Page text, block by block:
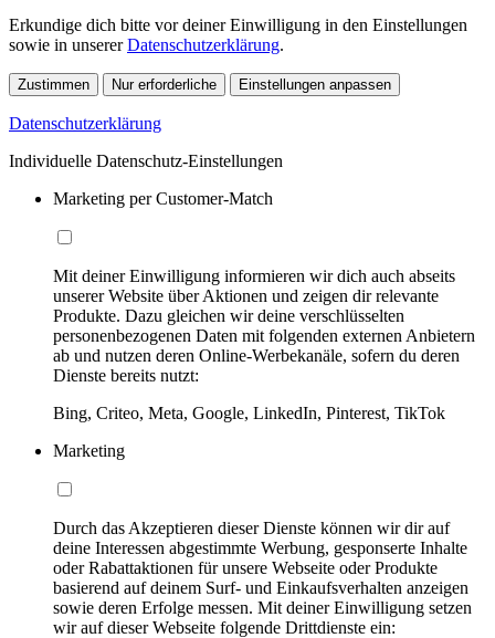
Erkundige dich bitte vor deiner Einwilligung in den Einstellungen
sowie in unsererDatenschutzerklärung.
Zustimmen Nur erforderliche Einstellungen anpassen
Datenschutzerklärung
Individuelle Datenschutz-Einstellungen
Marketing per Customer-Match
Mit deiner Einwilligung informieren wir dich auch abseits
unserer Website über Aktionen und zeigen dir relevante
Produkte. Dazu gleichen wir deine verschlüsselten
personenbezogenen Daten mit folgenden externen Anbietern
ab und nutzen deren Online-Werbekanäle, sofern du deren
Dienste bereits nutzt:
Bing, Criteo, Meta, Google, LinkedIn, Pinterest, TikTok
Marketing
Durch das Akzeptieren dieser Dienste können wir dir auf
deine Interessen abgestimmte Werbung, gesponserte Inhalte
oder Rabattaktionen für unsere Webseite oder Produkte
basierend auf deinem Surf- und Einkaufsverhalten anzeigen
sowie deren Erfolge messen. Mit deiner Einwilligung setzen
wir auf dieser Webseite folgende Drittdienste ein: